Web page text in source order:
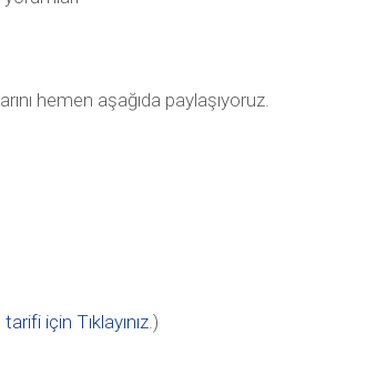
hemen aşağıda paylaşıyoruz.
için Tıklayınız.)